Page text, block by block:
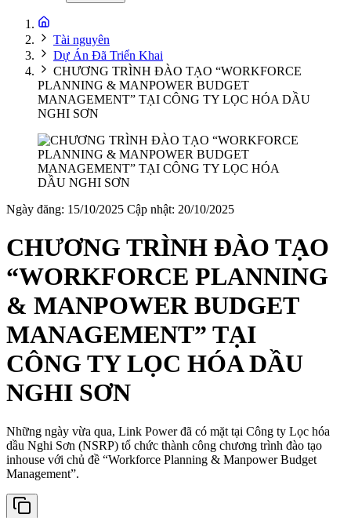
Tài nguyên
Dự Án Đã Triển Khai
CHƯƠNG TRÌNH ĐÀO TẠO “WORKFORCE
PLANNING & MANPOWER BUDGET
MANAGEMENT” TẠI CÔNG TY LỌC HÓA DẦU
NGHI SƠN
Ngày đăng: 15/10/2025 Cập nhật: 20/10/2025
CHƯƠNG TRÌNH ĐÀO TẠO
“WORKFORCE PLANNING
& MANPOWER BUDGET
MANAGEMENT” TẠI
CÔNG TY LỌC HÓA DẦU
NGHI SƠN
Những ngày vừa qua, Link Power đã có mặt tại Công ty Lọc hóa
dầu Nghi Sơn (NSRP) tổ chức thành công chương trình đào tạo
inhouse với chủ đề “Workforce Planning & Manpower Budget
Management”.